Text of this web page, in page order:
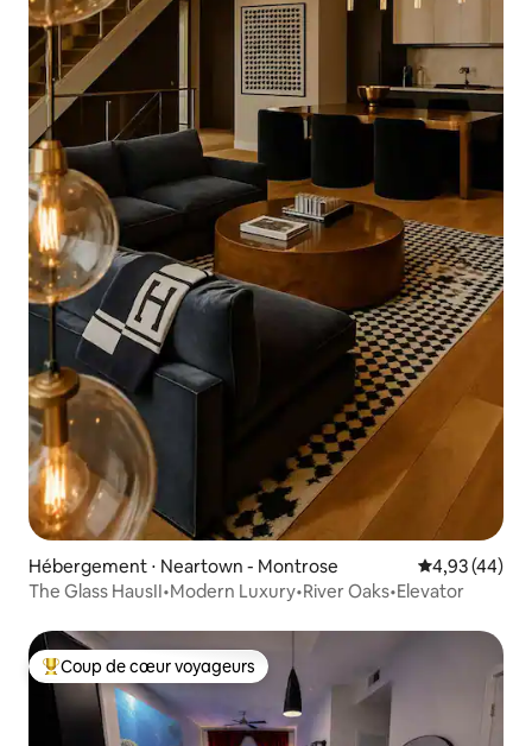
Hébergement ⋅ Neartown - Montrose Évaluation
4,93 (44)
The Glass HausII•Modern Luxury•River Oaks•Elevator
Coups de cœur voyageurs les plus appréciés
Coup de cœur voyageurs